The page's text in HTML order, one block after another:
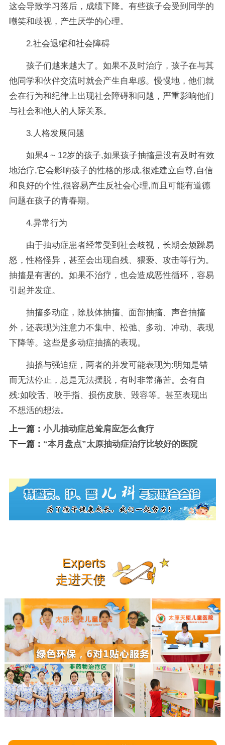
这会导致学习落后，成绩下降。有些孩子会受到同学的
嘲笑和歧视，产生厌学的心理。
2.社会退缩和社会障碍
孩子们越来越大了。如果不及时治疗，孩子在与其
他同学和伙伴交流时就会产生自卑感。慢慢地，他们就
会在行为和纪律上出现社会障碍和问题，严重影响他们
与社会和他人的人际关系。
3.人格发展问题
如果4 ~ 12岁的孩子,如果孩子抽搐是没有及时有效
地治疗,它会影响孩子的性格的形成,很难建立自尊,自信
和良好的个性,很容易产生反社会心理,而且可能有道德
问题在孩子的青春期。
4.异常行为
由于抽动症患者经常受到社会歧视，长期会烦躁易
怒，性格怪异，甚至会出现自残、猥亵、攻击等行为。
抽搐是有害的。如果不治疗，也会造成恶性循环，容易
引起并发症。
抽搐多动症，除肢体抽搐、面部抽搐、声音抽搐
外，还表现为注意力不集中、松弛、多动、冲动、表现
下降等。这些是多动症抽搐的表现。
抽搐与强迫症，两者的并发可能表现为:明知是错
而无法停止，总是无法摆脱，有时非常痛苦。会有自
残:如咬舌、咬手指、损伤皮肤、毁容等。甚至表现出
不想活的想法。
上一篇： 小儿抽动症总耸肩应怎么食疗
下一篇： “本月盘点”太原抽动症治疗比较好的医院
Experts
走进天使